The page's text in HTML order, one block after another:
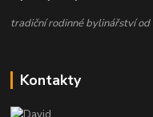
tradiční rodinné bylinářství
Kontakty